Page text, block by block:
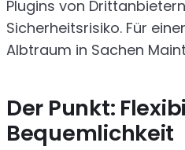
Plugins von
Sicherheitsrisiko. Für
Albtraum in Sachen
Der Punkt:
Bequemlichkeit